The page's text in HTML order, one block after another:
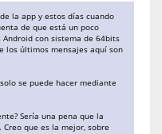
la app y estos días cuando
de que está un poco
Android con sistema de 64bits
los últimos mensajes aquí son
se puede hacer mediante
Sería una pena que la
que es la mejor, sobre